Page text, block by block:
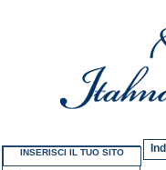
INSERISCI IL TUO SITO